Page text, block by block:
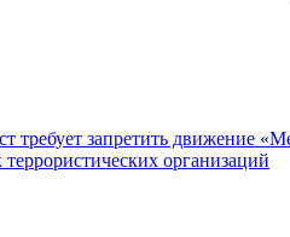
требует запретить движение
организаций